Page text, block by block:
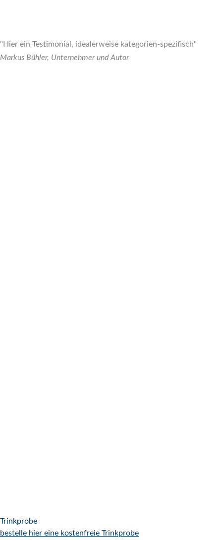
"Hier ein Testimonial, idealerweise kategorien-spezifisch"
Markus Bühler, Unternehmer und Autor
Trinkprobe
bestelle hier eine kostenfreie Trinkprobe